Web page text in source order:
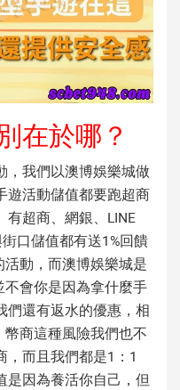
在於哪？
，我們以澳博娛樂城做
遊活動儲值都要跑超商
超商、網銀、LINE
街口儲值都有送1%回饋
動，而澳博娛樂城是
不會你是因為拿什麼手
們還有返水的優惠，相
商這種風險我們也不
，而且我們都是1：1
是因為養活你自己，但